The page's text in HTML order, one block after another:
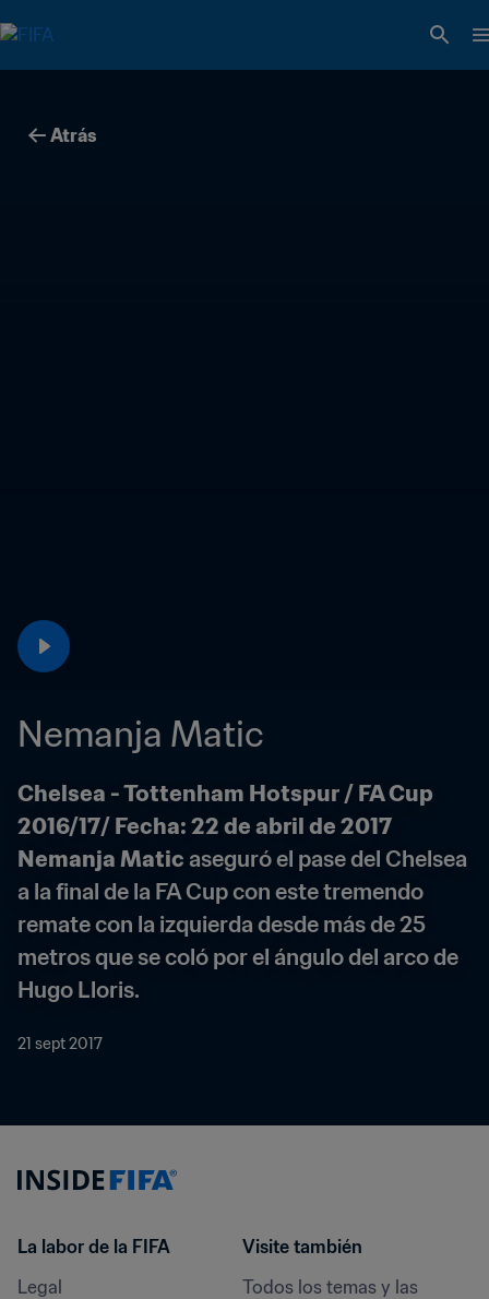
Atrás
Nemanja Matic
Chelsea - Tottenham Hotspur / FA Cup
2016/17/ Fecha: 22 de abril de 2017
Nemanja Matic aseguró el pase del Chelsea
a la final de la FA Cup con este tremendo
remate con la izquierda desde más de 25
metros que se coló por el ángulo del arco de
Hugo Lloris.
21 sept 2017
La labor de la FIFA
Legal
Visite también
Todos los temas y las